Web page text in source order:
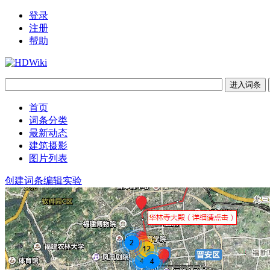
登录
注册
帮助
首页
词条分类
最新动态
建筑摄影
图片列表
创建词条编辑实验